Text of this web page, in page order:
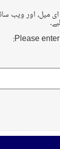
ای میل، اور ویب
Please